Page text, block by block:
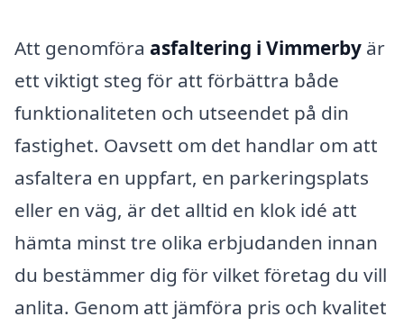
Att genomföra asfaltering i Vimmerby är
ett viktigt steg för att förbättra både
funktionaliteten och utseendet på din
fastighet. Oavsett om det handlar om att
asfaltera en uppfart, en parkeringsplats
eller en väg, är det alltid en klok idé att
hämta minst tre olika erbjudanden innan
du bestämmer dig för vilket företag du vill
anlita. Genom att jämföra pris och kvalitet